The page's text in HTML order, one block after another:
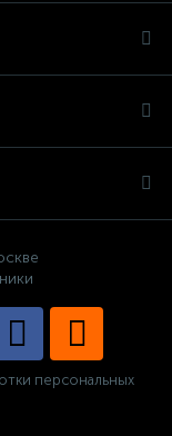
персональных